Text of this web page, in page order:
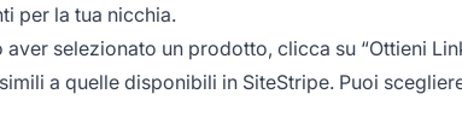
per la tua nicchia.
aver selezionato un prodotto, clicca su “Ottieni
a quelle disponibili in SiteStripe. Puoi